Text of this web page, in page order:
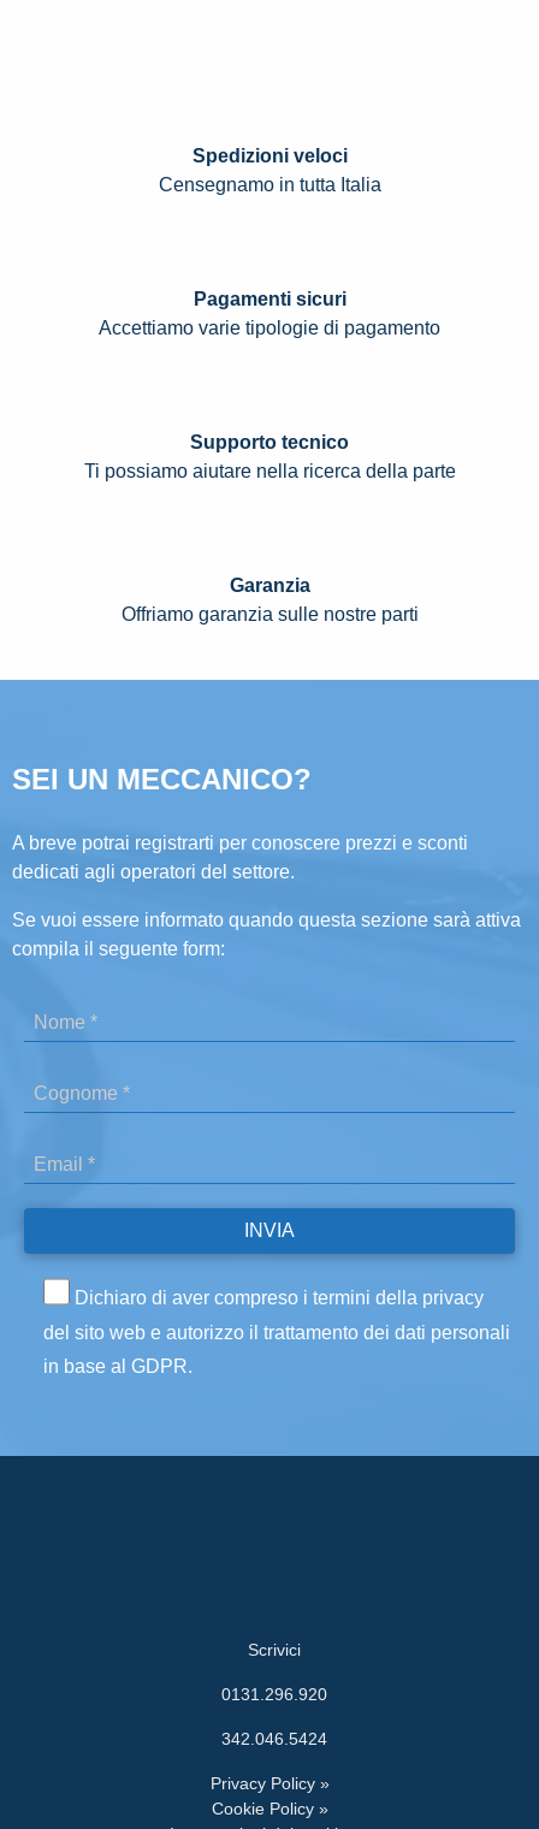
Spedizioni veloci
Censegnamo in tutta Italia
Pagamenti sicuri
Accettiamo varie tipologie di pagamento
Supporto tecnico
Ti possiamo aiutare nella ricerca della parte
Garanzia
Offriamo garanzia sulle nostre parti
SEI UN MECCANICO?
A breve potrai registrarti per conoscere prezzi e sconti
dedicati agli operatori del settore.
Se vuoi essere informato quando questa sezione sarà attiva
compila il seguente form:
Dichiaro di aver compreso i termini della privacy
del sito web e autorizzo il trattamento dei dati personali
in base al GDPR.
Scrivici
0131.296.920
342.046.5424
Privacy Policy »
Cookie Policy »